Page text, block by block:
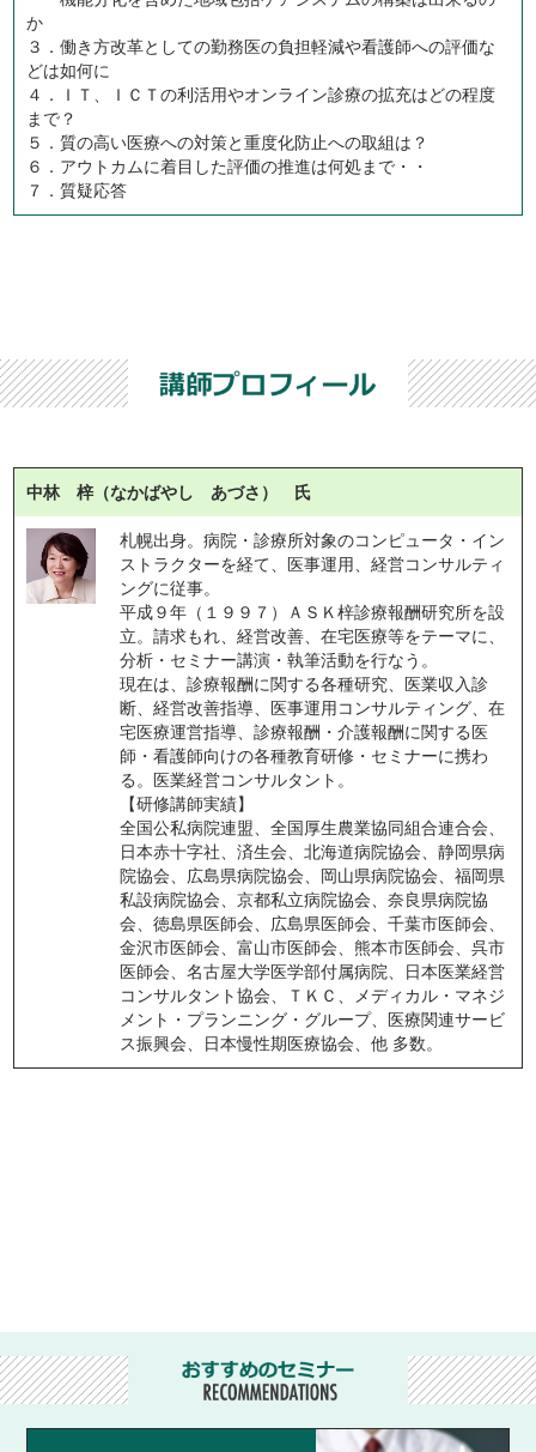
か
３．働き方改革としての勤務医の負担軽減や看護師への評価な
どは如何に
４．ＩＴ、ＩＣＴの利活用やオンライン診療の拡充はどの程度
まで？
５．質の高い医療への対策と重度化防止への取組は？
６．アウトカムに着目した評価の推進は何処まで・・
７．質疑応答
中林 梓（なかばやし あづさ） 氏
札幌出身。病院・診療所対象のコンピュータ・イン
ストラクターを経て、医事運用、経営コンサルティ
ングに従事。
平成９年（１９９７）ＡＳＫ梓診療報酬研究所を設
立。請求もれ、経営改善、在宅医療等をテーマに、
分析・セミナー講演・執筆活動を行なう。
現在は、診療報酬に関する各種研究、医業収入診
断、経営改善指導、医事運用コンサルティング、在
宅医療運営指導、診療報酬・介護報酬に関する医
師・看護師向けの各種教育研修・セミナーに携わ
る。医業経営コンサルタント。
【研修講師実績】
全国公私病院連盟、全国厚生農業協同組合連合会、
日本赤十字社、済生会、北海道病院協会、静岡県病
院協会、広島県病院協会、岡山県病院協会、福岡県
私設病院協会、京都私立病院協会、奈良県病院協
会、徳島県医師会、広島県医師会、千葉市医師会、
金沢市医師会、富山市医師会、熊本市医師会、呉市
医師会、名古屋大学医学部付属病院、日本医業経営
コンサルタント協会、ＴＫＣ、メディカル・マネジ
メント・プランニング・グループ、医療関連サービ
ス振興会、日本慢性期医療協会、他 多数。